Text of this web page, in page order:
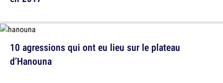
10 agressions qui ont eu lieu sur le plateau
d’Hanouna